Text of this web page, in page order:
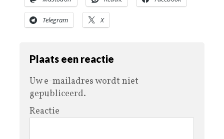
Telegram X
Plaats een reactie
Uw e-mailadres wordt niet
gepubliceerd.
Reactie